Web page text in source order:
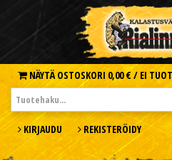
NÄYTÄ OSTOSKORI 0,00 € / EI
KIRJAUDU REKISTERÖIDY